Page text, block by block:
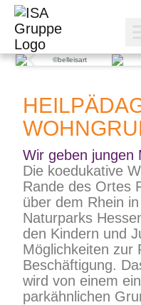
Wir geben jungen
Die koedukative
Rande des Ortes
über dem Rhein
Naturparks
den Kindern und
Möglichkeiten zur
Beschäftigung.
wird von einem
parkähnlichen